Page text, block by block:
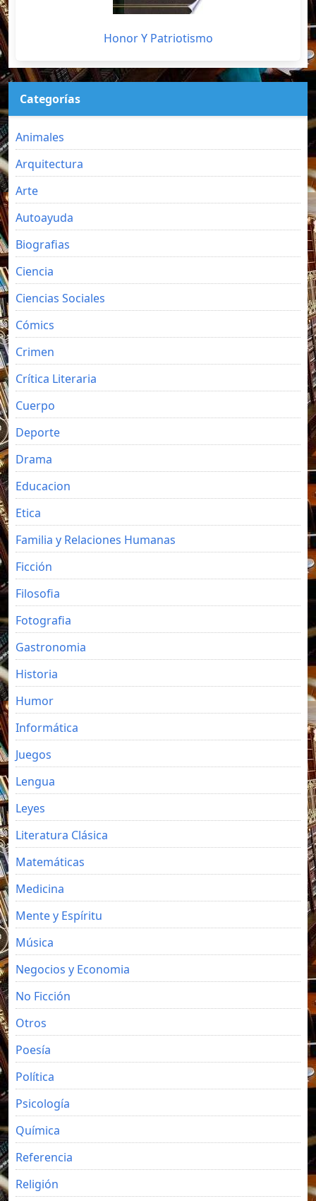
Honor Y Patriotismo
Categorías
Animales
Arquitectura
Arte
Autoayuda
Biografias
Ciencia
Ciencias Sociales
Cómics
Crimen
Crítica Literaria
Cuerpo
Deporte
Drama
Educacion
Etica
Familia y Relaciones Humanas
Ficción
Filosofia
Fotografia
Gastronomia
Historia
Humor
Informática
Juegos
Lengua
Leyes
Literatura Clásica
Matemáticas
Medicina
Mente y Espíritu
Música
Negocios y Economia
No Ficción
Otros
Poesía
Política
Psicología
Química
Referencia
Religión